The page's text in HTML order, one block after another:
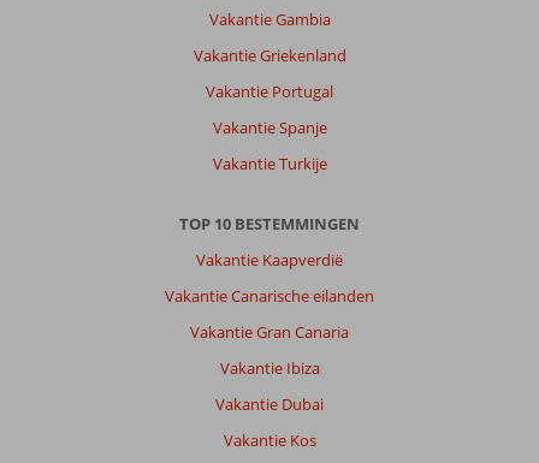
Vakantie Gambia
Vakantie Griekenland
Vakantie Portugal
Vakantie Spanje
Vakantie Turkije
TOP 10 BESTEMMINGEN
Vakantie Kaapverdië
Vakantie Canarische eilanden
Vakantie Gran Canaria
Vakantie Ibiza
Vakantie Dubai
Vakantie Kos